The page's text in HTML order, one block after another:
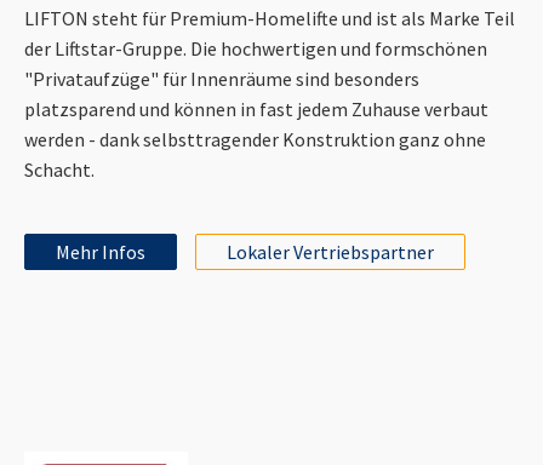
LIFTON steht für Premium-Homelifte und ist als Marke Teil
der Liftstar-Gruppe. Die hochwertigen und formschönen
"Privataufzüge" für Innenräume sind besonders
platzsparend und können in fast jedem Zuhause verbaut
werden - dank selbsttragender Konstruktion ganz ohne
Schacht.
Mehr Infos Lokaler Vertriebspartner